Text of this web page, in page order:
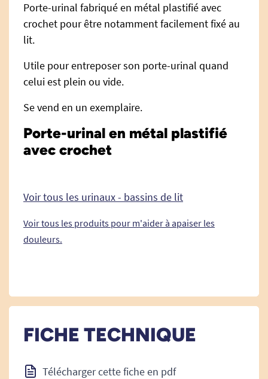
Porte-urinal fabriqué en métal plastifié avec
crochet pour être notamment facilement fixé au
lit.
Utile pour entreposer son porte-urinal quand
celui est plein ou vide.
Se vend en un exemplaire.
Porte-urinal en métal plastifié
avec crochet
Voir tous les urinaux - bassins de lit
Voir tous les produits pour m'aider à apaiser les
douleurs.
FICHE TECHNIQUE
Télécharger cette fiche en pdf